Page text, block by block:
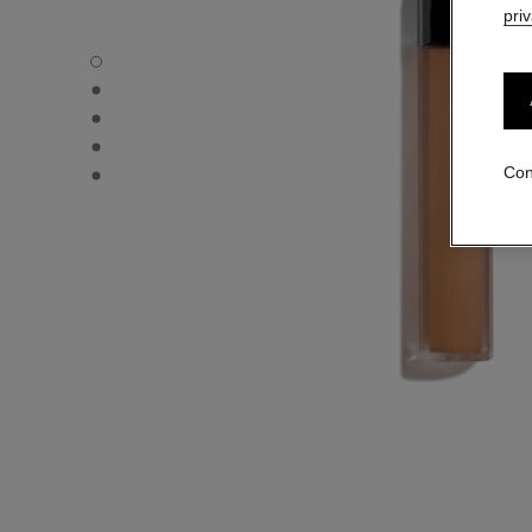
LE CORRECTEUR DE CHANEL - Vista por defecto
LE CORRECTEUR DE CHANEL - Vista alternativa 1
LE CORRECTEUR DE CHANEL - Vista de la textura básica
LE CORRECTEUR DE CHANEL -
LE CORRECTEUR DE CHANEL -